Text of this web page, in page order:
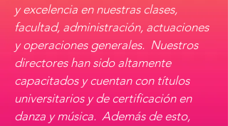
y excelencia en nuestras clases,
facultad, administración, actuaciones
y operaciones generales. Nuestros
directores han sido altamente
capacitados y cuentan con títulos
universitarios y de certificación en
danza y música. Además de esto,